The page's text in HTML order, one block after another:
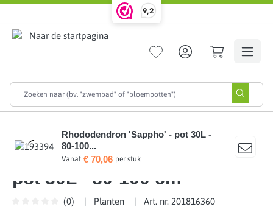
9,2
Rhododendron 'Sappho' - pot 30L -
80-100...
Vanaf € 70,06 per stuk
Planten Heidegrond planten
Rhododendron 'Sappho' -
pot 30L - 80-100 cm
(0) Planten Art. nr. 201816360